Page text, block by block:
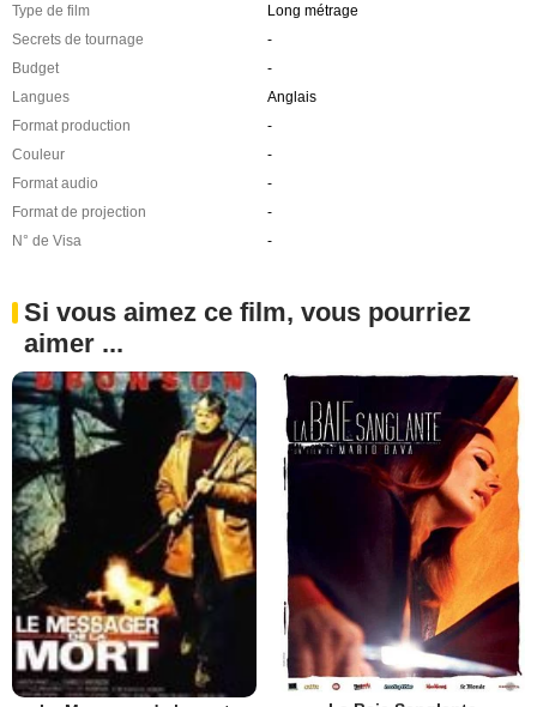
Type de film
Long métrage
Secrets de tournage
-
Budget
-
Langues
Anglais
Format production
-
Couleur
-
Format audio
-
Format de projection
-
N° de Visa
-
Si vous aimez ce film, vous pourriez
aimer ...